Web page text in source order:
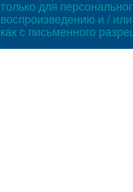
только для
воспроизведению и /
как с письменного